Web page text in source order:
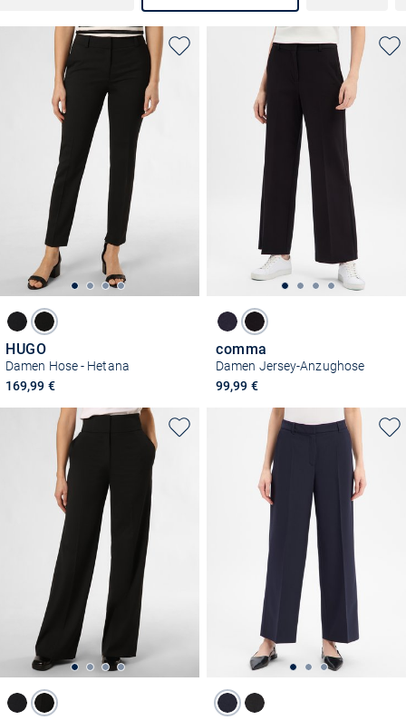
HUGO
Damen Hose - Hetana
169,99 €
comma
Damen Jersey-Anzughose
99,99 €